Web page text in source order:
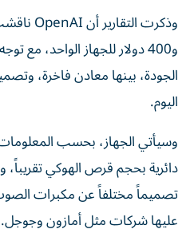
و400 دولار للجهاز الواحد، مع
الجودة، بينها معادن فاخرة،
اليوم.
وسيأتي الجهاز، بحسب
دائرية بحجم قرص الهوكي
تصميماً مختلفاً عن مكبرات الصوت
عليها شركات مثل أمازون وجوجل.